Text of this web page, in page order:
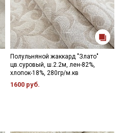
Полульняной жаккард "Злато"
цв.суровый, ш.2.2м, лен-82%,
хлопок-18%, 280гр/м.кв
1600 руб.